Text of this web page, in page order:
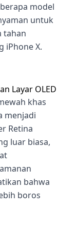
model
untuk
tahan
iPhone X.
Layar OLED
khas
menjadi
Retina
luar biasa,
bahwa
boros